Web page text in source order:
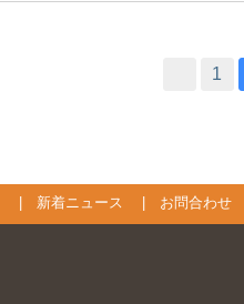
1
新着ニュース お問合わせ